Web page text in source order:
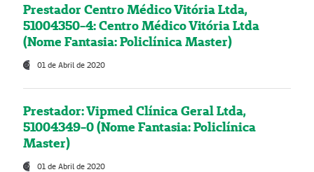
Prestador Centro Médico Vitória Ltda,
51004350-4: Centro Médico Vitória Ltda
(Nome Fantasia: Policlínica Master)
01 de Abril de 2020
Prestador: Vipmed Clínica Geral Ltda,
51004349-0 (Nome Fantasia: Policlínica
Master)
01 de Abril de 2020